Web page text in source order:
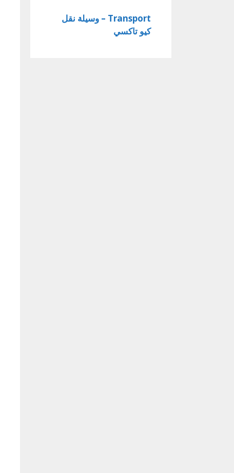
Transport – وسيلة نقل
كيو تاكسي